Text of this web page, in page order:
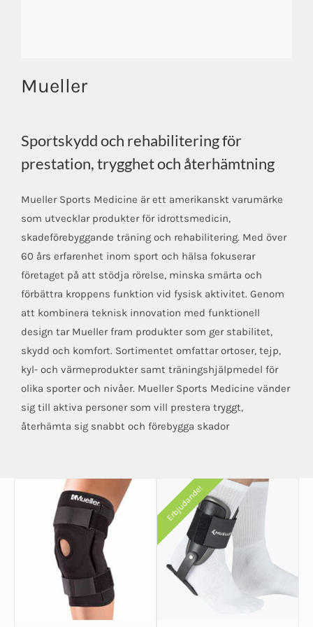
Mueller
Sportskydd och rehabilitering för
prestation, trygghet och återhämtning
Mueller Sports Medicine är ett amerikanskt varumärke
som utvecklar produkter för idrottsmedicin,
skadeförebyggande träning och rehabilitering. Med över
60 års erfarenhet inom sport och hälsa fokuserar
företaget på att stödja rörelse, minska smärta och
förbättra kroppens funktion vid fysisk aktivitet. Genom
att kombinera teknisk innovation med funktionell
design tar Mueller fram produkter som ger stabilitet,
skydd och komfort. Sortimentet omfattar ortoser, tejp,
kyl- och värmeprodukter samt träningshjälpmedel för
olika sporter och nivåer. Mueller Sports Medicine vänder
sig till aktiva personer som vill prestera tryggt,
återhämta sig snabbt och förebygga skador
Erbjudande!